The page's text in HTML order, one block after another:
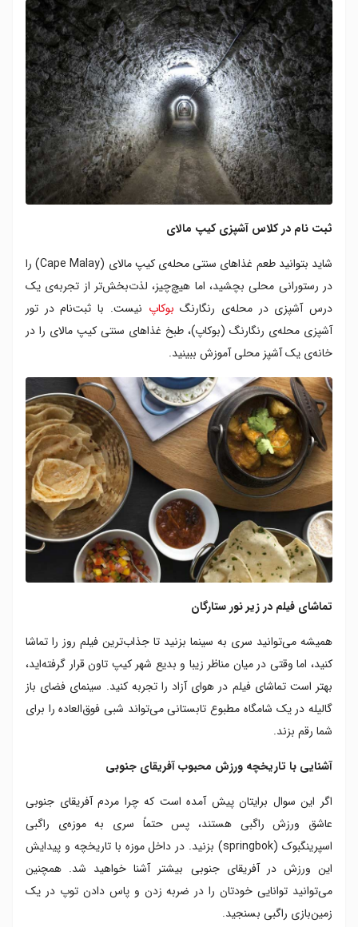
ثبت نام در کلاس آشپزی کیپ مالای
شاید بتوانید طعم غذاهای سنتی محله‌ی کیپ مالای (Cape Malay) را
در رستورانی محلی بچشید، اما هیچ‌چیز، لذت‌بخش‌تر از تجربه‌ی یک
درس آشپزی در محله‌‌ی رنگارنگ بوکاپ نیست. با ثبت‌نام در تور
آشپزی محله‌ی رنگارنگ (بوکاپ)، طبخ غذاهای سنتی کیپ مالای را در
خانه‌ی یک آشپز محلی آموزش ببینید.
تماشای فیلم در زیر نور ستارگان
همیشه می‌توانید سری به سینما بزنید تا جذاب‌ترین فیلم روز را تماشا
کنید، اما وقتی در میان مناظر زیبا و بدیع شهر کیپ تاون قرار گرفته‌اید،
بهتر است تماشای فیلم در هوای آزاد را تجربه کنید. سینمای فضای باز
گالیله در یک شامگاه مطبوع تابستانی می‌تواند شبی فوق‌العاده را برای
شما رقم بزند.
آشنایی با تاریخچه ورزش محبوب آفریقای جنوبی
اگر این سوال برایتان پیش آمده است که چرا مردم آفریقای جنوبی
عاشق ورزش راگبی هستند، پس حتماً سری به موزه‌ی راگبی
اسپرینگبوک (springbok) بزنید. در داخل موزه با تاریخچه و پیدایش
این ورزش در آفریقای جنوبی بیشتر آشنا خواهید شد. همچنین
می‌توانید توانایی خودتان را در ضربه زدن و پاس دادن توپ در یک
زمین‌بازی راگبی بسنجید.